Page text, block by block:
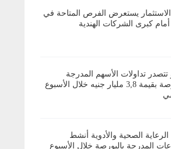
يستعرض الفرص المتاحة في
كبرى الشركات الهندية
تتصدر تداولات الأسهم المدرجة
بالبورصة بقيمة 3,8 مليار جنيه خلال الأسبوع
الصحية والأدوية أنشط
المدرجة بالبورصة خلال الأسبوع